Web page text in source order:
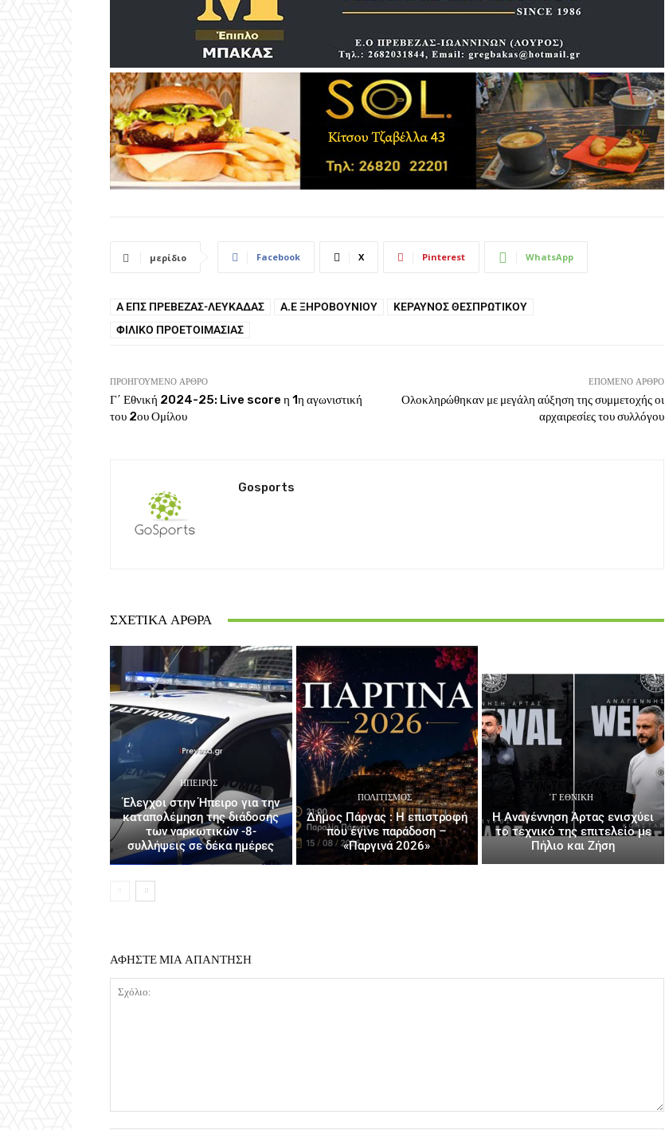
μερίδιο Facebook X Pinterest WhatsApp
Α ΕΠΣ ΠΡΈΒΕΖΑΣ-ΛΕΥΚΆΔΑΣ Α.Ε ΞΗΡΟΒΟΥΝΊΟΥ
ΚΕΡΑΥΝΌΣ ΘΕΣΠΡΩΤΙΚΟΎ
ΦΙΛΙΚΌ ΠΡΟΕΤΟΙΜΑΣΊΑΣ
ΠΡΟΗΓΟΎΜΕΝΟ ΆΡΘΡΟ
Γ΄ Εθνική 2024-25: Live score η 1η αγωνιστική
του 2ου Ομίλου
ΕΠΌΜΕΝΟ ΆΡΘΡΟ
Ολοκληρώθηκαν με μεγάλη αύξηση της συμμετοχής οι
αρχαιρεσίες του συλλόγου
Gosports
ΣΧΕΤΙΚΆ ΆΡΘΡΑ
ΉΠΕΙΡΟΣ
Έλεγχοι στην Ήπειρο για την
καταπολέμηση της διάδοσης
των ναρκωτικών -8-
συλλήψεις σε δέκα ημέρες
ΠΟΛΙΤΙΣΜΌΣ
Δήμος Πάργας : Η επιστροφή
που έγινε παράδοση –
«Παργινά 2026»
΄Γ ΕΘΝΙΚΉ
Η Αναγέννηση Άρτας ενισχύει
το τεχνικό της επιτελείο με
Πήλιο και Ζήση
ΑΦΗΣΤΕ ΜΙΑ ΑΠΑΝΤΗΣΗ